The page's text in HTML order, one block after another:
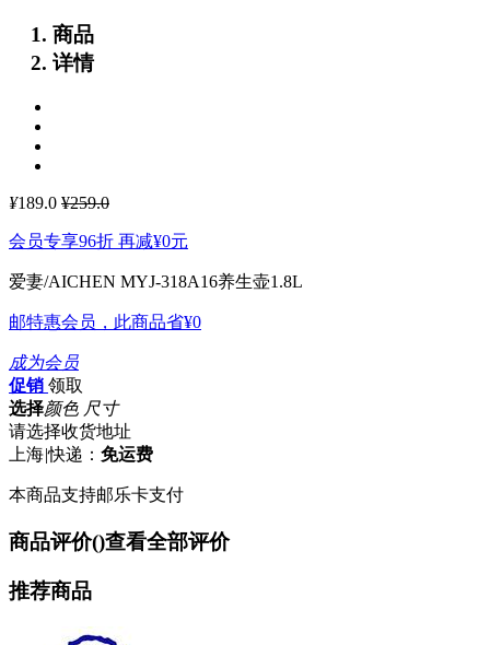
商品
详情
¥189.0 ¥259.0
会员专享96折 再减¥0元
爱妻/AICHEN MYJ-318A16养生壶1.8L
邮特惠会员，此商品省¥0
成为会员
促销 领取
选择颜色 尺寸
请选择收货地址
上海|快递： 免运费
本商品支持邮乐卡支付
商品评价()查看全部评价
推荐商品